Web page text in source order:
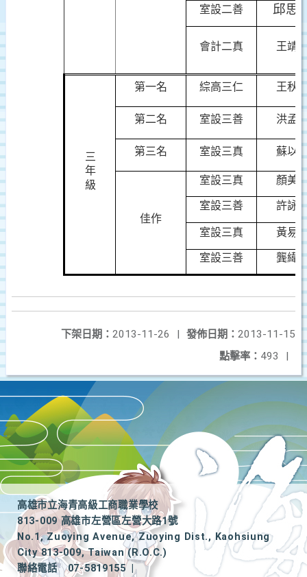
室設二善 邱思
會計二真 王靖
三
年
級
第一名 綜高三仁 王秋
第二名 室設三善 洪孟
第三名 室設三真 蘇以
佳作
室設三真 顏美
室設三善 許詠
室設三真 黃易
室設三善 龔緯
發佈日期： 2013-11-15
下架日期： 2013-11-26
|
點擊率： 493 |
高雄市立海青高級工商職業學校
813-009 高雄市左營區左營大路1號
No.1, Zuoying Avenue, Zuoying Dist., Kaohsiung
City 813-009, Taiwan (R.O.C.)
聯絡電話
07-5819155
|